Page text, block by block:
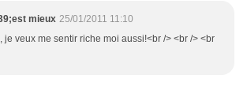
mieux 25/01/2011 11:10
je veux me sentir riche moi aussi!<br /> <br /> <br